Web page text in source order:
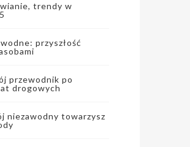
trendy w
przyszłość
przewodnik po
drogowych
niezawodny towarzysz